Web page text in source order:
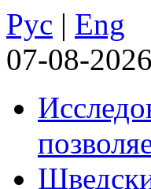
Рус | Eng
07-08-2026